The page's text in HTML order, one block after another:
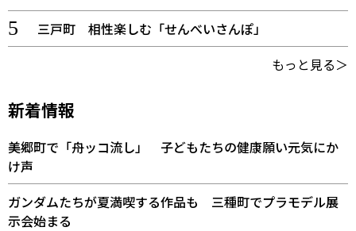
三戸町 相性楽しむ「せんべいさんぽ」
もっと見る＞
新着情報
美郷町で「舟ッコ流し」 子どもたちの健康願い元気にか
け声
ガンダムたちが夏満喫する作品も 三種町でプラモデル展
示会始まる